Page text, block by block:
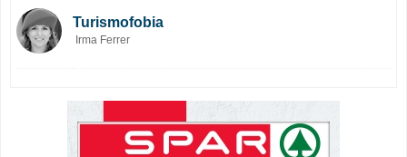
Turismofobia
Irma Ferrer